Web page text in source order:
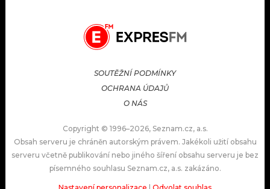
SOUTĚŽNÍ PODMÍNKY
OCHRANA ÚDAJŮ
O NÁS
Copyright © 1996–2026, Seznam.cz, a.s.
Obsah serveru je chráněn autorským právem. Jakékoli užití obsahu
serveru včetně publikování nebo jiného šíření obsahu serveru je bez
písemného souhlasu Seznam.cz, a.s. zakázáno.